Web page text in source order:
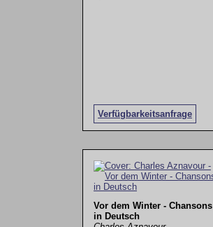
Verfügbarkeitsanfrage
Vor dem Winter - Chansons
in Deutsch